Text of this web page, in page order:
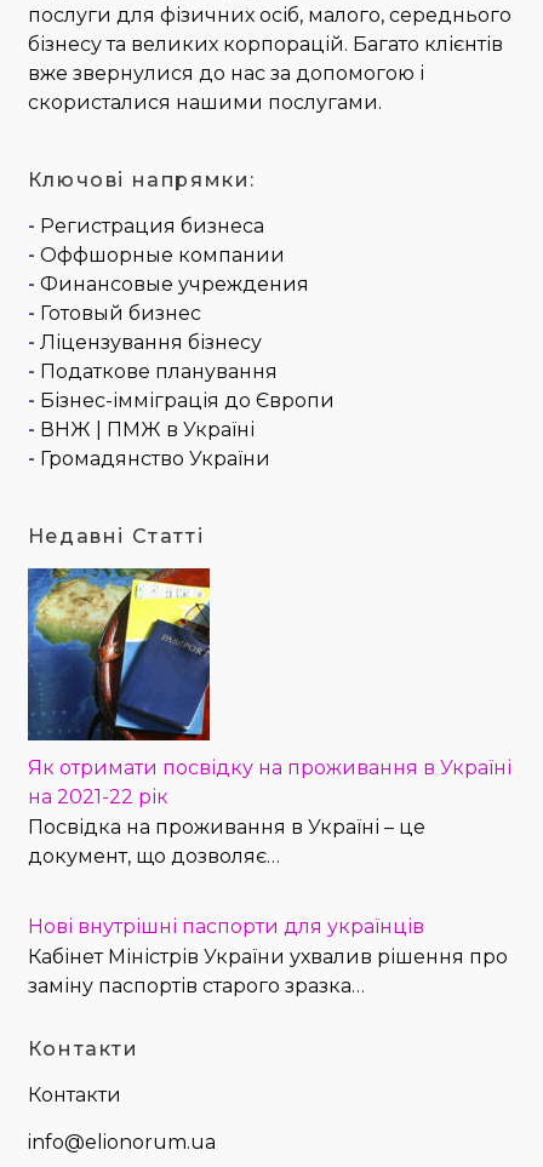
послуги для фізичних осіб, малого, середнього
бізнесу та великих корпорацій. Багато клієнтів
вже звернулися до нас за допомогою і
скористалися нашими послугами.
Ключові напрямки:
- Регистрация бизнеса
- Оффшорные компании
- Финансовые учреждения
- Готовый бизнес
- Ліцензування бізнесу
- Податкове планування
- Бізнес-імміграція до Європи
- ВНЖ | ПМЖ в Україні
- Громадянство України
Недавні Статті
Як отримати посвідку на проживання в Україні
на 2021-22 рік
Посвідка на проживання в Україні – це
документ, що дозволяє…
Нові внутрішні паспорти для українців
Кабінет Міністрів України ухвалив рішення про
заміну паспортів старого зразка…
Контакти
Контакти
info@elionorum.ua